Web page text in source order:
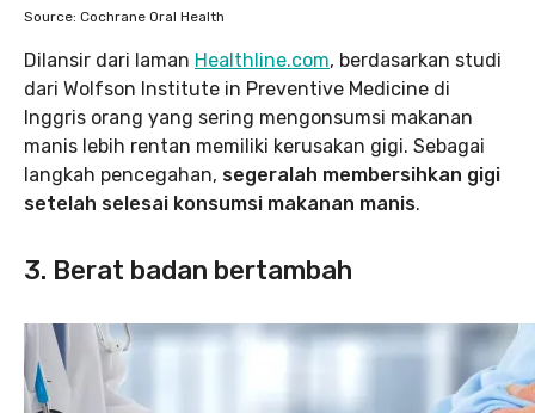
Source: Cochrane Oral Health
Dilansir dari laman Healthline.com, berdasarkan studi
dari Wolfson Institute in Preventive Medicine di
Inggris orang yang sering mengonsumsi makanan
manis lebih rentan memiliki kerusakan gigi. Sebagai
langkah pencegahan, segeralah membersihkan gigi
setelah selesai konsumsi makanan manis.
3. Berat badan bertambah